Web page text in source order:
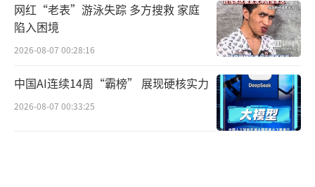
网红“老表”游泳失踪 多方搜救 家庭
陷入困境
2026-08-07 00:28:16
中国AI连续14周“霸榜” 展现硬核实力
2026-08-07 00:33:25